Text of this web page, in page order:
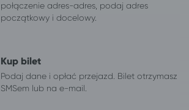
połączenie adres-adres, podaj adres
początkowy i docelowy.
Kup bilet
Podaj dane i opłać przejazd. Bilet otrzymasz
SMSem lub na e-mail.